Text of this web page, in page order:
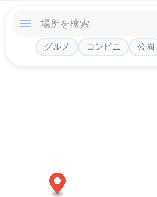
グルメ コンビニ 公園